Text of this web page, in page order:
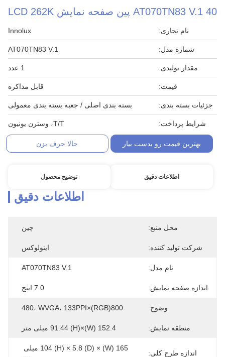
AT070TN83 V.1 40 پین صفحه نمایش LCD 262K
نام تجاری: Innolux
شماره مدل: AT070TN83 V.1
مقدار تولیدی: 1 عدد
قیمت: قابل مذاکره
جزئیات بسته بندی: بسته بندی اصلی / جعبه بسته بندی معمولی
شرایط پرداخت: T/T، وسترن یونیون
بهترین قیمت رو بدست بیار حالا حرف بزن
اطلاعات دقیق توضیح محصول
اطلاعات دقیق
محل منبع: چین
شرکت تولید کننده: اینولوکس
نام مدل: AT070TN83 V.1
اندازه صفحه نمایش: 7.0 اینچ
وضوح: 800(RGB)×480، WVGA، 133PPI
منطقه نمایش: 152.4 (W)×91.44 (H) میلی متر
اندازه طرح کلی: